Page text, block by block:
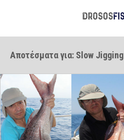
Αποτέσματα για: Slow Jigging